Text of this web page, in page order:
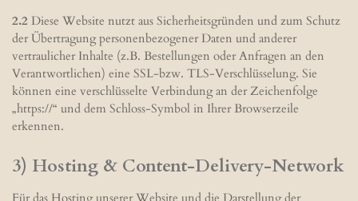
2.2 Diese Website nutzt aus Sicherheitsgründen und zum Schutz
der Übertragung personenbezogener Daten und anderer
vertraulicher Inhalte (z.B. Bestellungen oder Anfragen an den
Verantwortlichen) eine SSL-bzw. TLS-Verschlüsselung. Sie
können eine verschlüsselte Verbindung an der Zeichenfolge
„https://“ und dem Schloss-Symbol in Ihrer Browserzeile
erkennen.
3) Hosting & Content-Delivery-Network
Für das Hosting unserer Website und die Darstellung der